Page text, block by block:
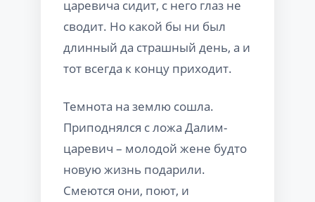
царевича сидит, с него глаз не
сводит. Но какой бы ни был
длинный да страшный день, а и
тот всегда к концу приходит.
Темнота на землю сошла.
Приподнялся с ложа Далим-
царевич – молодой жене будто
новую жизнь подарили.
Смеются они, поют, и